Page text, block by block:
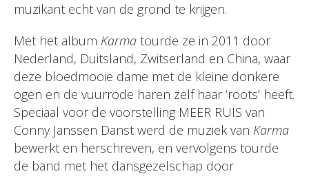
muzikant echt van de grond te krijgen.
Met het album Karma tourde ze in 2011 door
Nederland, Duitsland, Zwitserland en China, waar
deze bloedmooie dame met de kleine donkere
ogen en de vuurrode haren zelf haar ‘roots’ heeft.
Speciaal voor de voorstelling MEER RUIS van
Conny Janssen Danst werd de muziek van Karma
bewerkt en herschreven, en vervolgens tourde
de band met het dansgezelschap door